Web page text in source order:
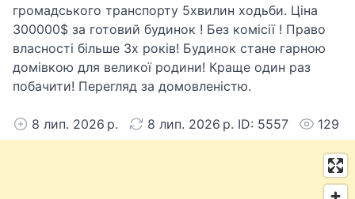
громадського транспорту 5хвилин ходьби. Ціна
300000$ за готовий будинок ! Без комісії ! Право
власності більше 3х років! Будинок стане гарною
домівкою для великої родини! Краще один раз
побачити! Перегляд за домовленістю.
8 лип. 2026 р. 8 лип. 2026 р. ID: 5557 129